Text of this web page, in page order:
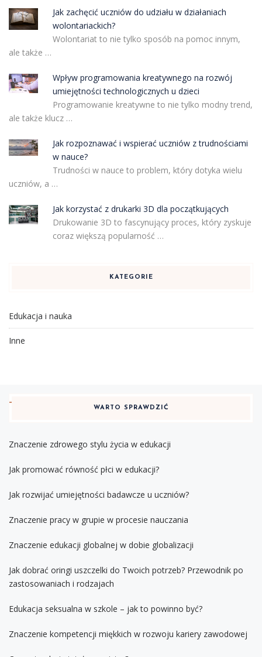
Jak zachęcić uczniów do udziału w działaniach
wolontariackich?
Wolontariat to nie tylko sposób na pomoc innym,
ale także …
Wpływ programowania kreatywnego na rozwój
umiejętności technologicznych u dzieci
Programowanie kreatywne to nie tylko modny trend,
ale także klucz …
Jak rozpoznawać i wspierać uczniów z trudnościami
w nauce?
Trudności w nauce to problem, który dotyka wielu
uczniów, a …
Jak korzystać z drukarki 3D dla początkujących
Drukowanie 3D to fascynujący proces, który zyskuje
coraz większą popularność …
KATEGORIE
Edukacja i nauka
Inne
WARTO SPRAWDZIĆ
Znaczenie zdrowego stylu życia w edukacji
Jak promować równość płci w edukacji?
Jak rozwijać umiejętności badawcze u uczniów?
Znaczenie pracy w grupie w procesie nauczania
Znaczenie edukacji globalnej w dobie globalizacji
Jak dobrać oringi uszczelki do Twoich potrzeb? Przewodnik po
zastosowaniach i rodzajach
Edukacja seksualna w szkole – jak to powinno być?
Znaczenie kompetencji miękkich w rozwoju kariery zawodowej